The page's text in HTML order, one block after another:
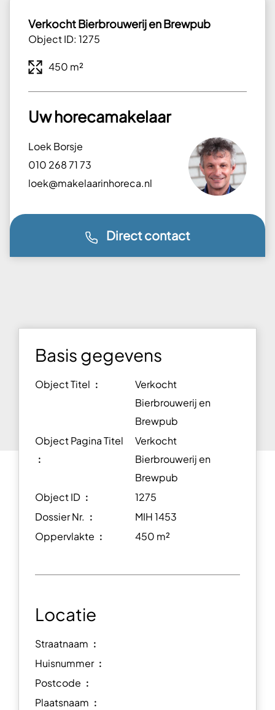
Verkocht Bierbrouwerij en Brewpub
Object ID: 1275
450 m²
Uw horecamakelaar
Loek Borsje
010 268 71 73
loek@makelaarinhoreca.nl
Direct contact
Basis gegevens
Object Titel ︰
Verkocht
Bierbrouwerij en
Brewpub
Object Pagina Titel
︰
Verkocht
Bierbrouwerij en
Brewpub
Object ID ︰
1275
Dossier Nr. ︰
MIH 1453
Oppervlakte ︰
450 m²
Locatie
Straatnaam ︰
Huisnummer ︰
Postcode ︰
Plaatsnaam ︰